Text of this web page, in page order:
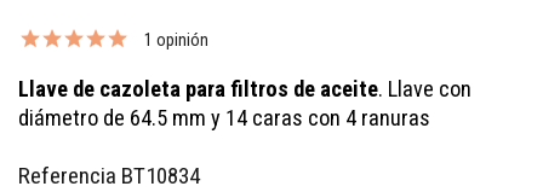
1 opinión
Llave de cazoleta para filtros de aceite. Llave con
diámetro de 64.5 mm y 14 caras con 4 ranuras
Referencia BT10834